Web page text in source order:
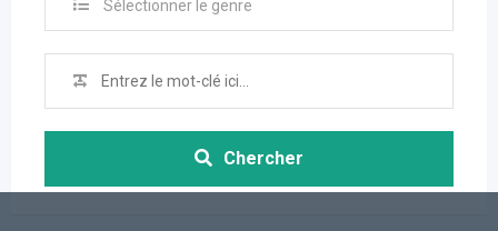
Sélectionner le genre
Chercher